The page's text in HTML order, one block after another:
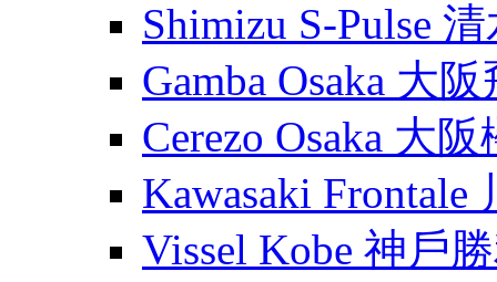
Shimizu S-Pulse
Gamba Osaka 大
Cerezo Osaka 大
Kawasaki Frontale
Vissel Kobe 神戶